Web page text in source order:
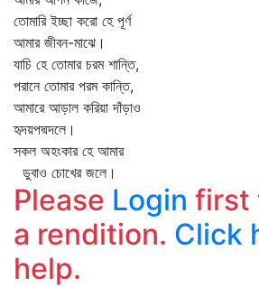
তোমারি ইচ্ছা করো হে পূর্ণ
আমার জীবন-মাঝে।
যাচি হে তোমার চরম শান্তি,
পরানে তোমার পরম কান্তি,
আমারে আড়াল করিয়া দাঁড়াও
হৃদয়পদ্মদলে।
সকল অহংকার হে আমার
ডুবাও চোখের জলে।
Please Login first
a rendition. Click
help.